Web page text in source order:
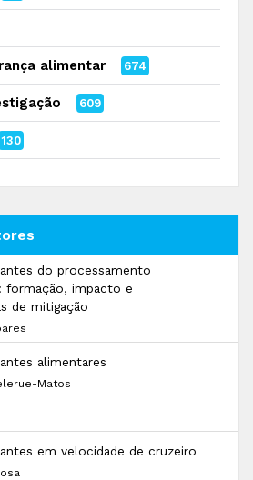
alimentar 674
609
130
do processamento
formação, impacto e
de mitigação
alimentares
Matos
em velocidade de cruzeiro